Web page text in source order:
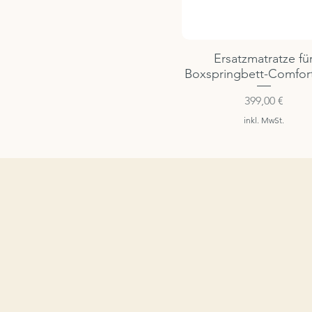
Ersatzmatratze
Boxspringbett-
Preis
399,00 €
inkl. MwSt.